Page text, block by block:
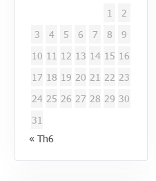
1
2
3
4 5 6 7 8
9
10 11 12 13 14 15 16
17 18 19 20 21 22 23
24 25 26 27 28 29 30
31
« Th6